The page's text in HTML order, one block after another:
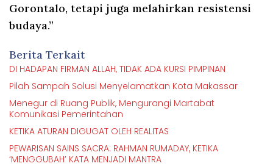
Gorontalo, tetapi juga melahirkan resistensi
budaya.”
Berita Terkait
DI HADAPAN FIRMAN ALLAH, TIDAK ADA KURSI PIMPINAN
Pilah Sampah Solusi Menyelamatkan Kota Makassar
Menegur di Ruang Publik, Mengurangi Martabat
Komunikasi Pemerintahan
KETIKA ATURAN DIGUGAT OLEH REALITAS
PEWARISAN SAINS SACRA: RAHMAN RUMADAY, KETIKA
‘MENGGUBAH’ KATA MENJADI MANTRA